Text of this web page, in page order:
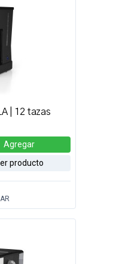
| 12 tazas
Agregar
producto